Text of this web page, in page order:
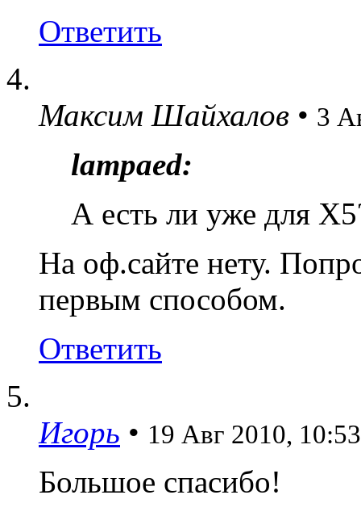
Ответить
Максим Шайхалов • 3
lampaed:
А есть ли уже для
На оф.сайте нету.
первым способом.
Ответить
Игорь • 19 Авг 2010, 10:53
Большое спасибо!